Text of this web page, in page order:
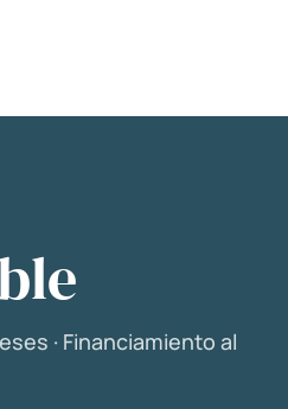
· Financiamiento al